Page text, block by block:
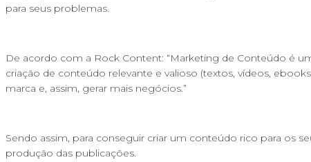
para seus problemas.
De acordo com a Rock Content: “Marketing de Conteúdo é
criação de conteúdo relevante e valioso (textos, vídeos,
marca e, assim, gerar mais negócios.”
Sendo assim, para conseguir criar um conteúdo rico para os
produção das publicações.